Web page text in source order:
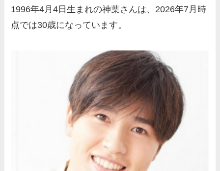
1996年4月4日生まれの神葉さんは、2026年7月時
点では30歳になっています。